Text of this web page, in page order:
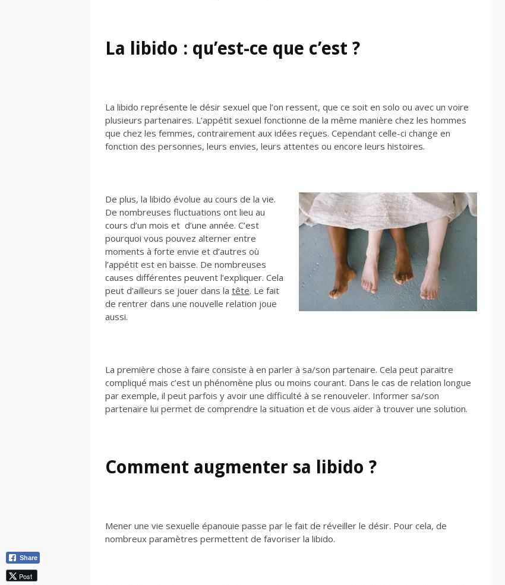
La libido : qu’est-ce que c’est ?
La libido représente le désir sexuel que l’on ressent, que ce soit en solo ou avec un voire
plusieurs partenaires. L’appétit sexuel fonctionne de la même manière chez les hommes
que chez les femmes, contrairement aux idées reçues. Cependant celle-ci change en
fonction des personnes, leurs envies, leurs attentes ou encore leurs histoires.
De plus, la libido évolue au cours de la vie.
De nombreuses fluctuations ont lieu au
cours d’un mois et d’une année. C’est
pourquoi vous pouvez alterner entre
moments à forte envie et d’autres où
l’appétit est en baisse. De nombreuses
causes différentes peuvent l’expliquer. Cela
peut d’ailleurs se jouer dans la tête. Le fait
de rentrer dans une nouvelle relation joue
aussi.
La première chose à faire consiste à en parler à sa/son partenaire. Cela peut paraitre
compliqué mais c’est un phénomène plus ou moins courant. Dans le cas de relation longue
par exemple, il peut parfois y avoir une difficulté à se renouveler. Informer sa/son
partenaire lui permet de comprendre la situation et de vous aider à trouver une solution.
Comment augmenter sa libido ?
Mener une vie sexuelle épanouie passe par le fait de réveiller le désir. Pour cela, de
nombreux paramètres permettent de favoriser la libido.
Share
Post